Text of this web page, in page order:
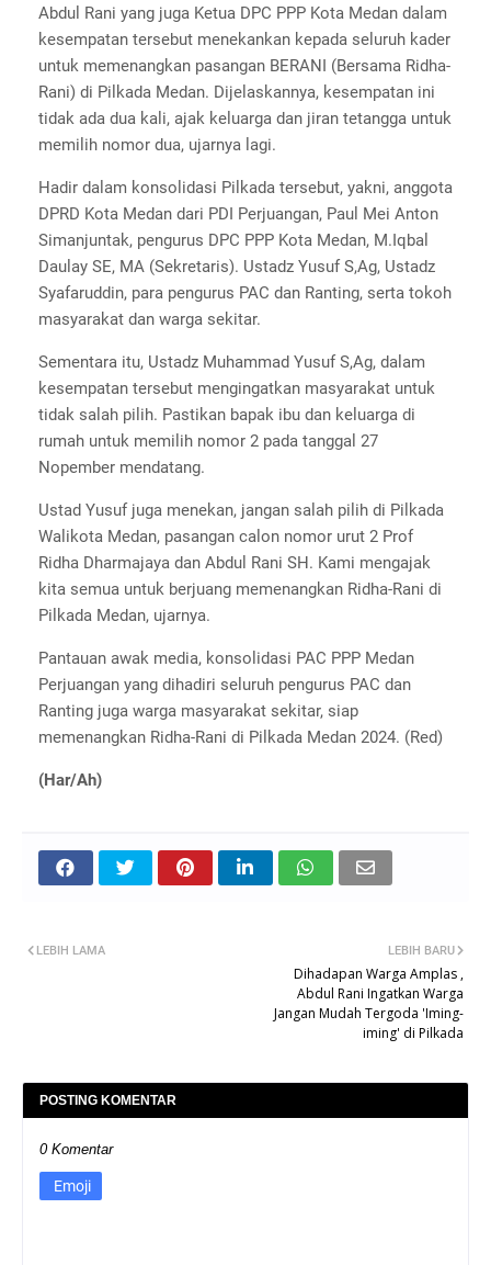
Abdul Rani yang juga Ketua DPC PPP Kota Medan dalam
kesempatan tersebut menekankan kepada seluruh kader
untuk memenangkan pasangan BERANI (Bersama Ridha-
Rani) di Pilkada Medan. Dijelaskannya, kesempatan ini
tidak ada dua kali, ajak keluarga dan jiran tetangga untuk
memilih nomor dua, ujarnya lagi.
Hadir dalam konsolidasi Pilkada tersebut, yakni, anggota
DPRD Kota Medan dari PDI Perjuangan, Paul Mei Anton
Simanjuntak, pengurus DPC PPP Kota Medan, M.Iqbal
Daulay SE, MA (Sekretaris). Ustadz Yusuf S,Ag, Ustadz
Syafaruddin, para pengurus PAC dan Ranting, serta tokoh
masyarakat dan warga sekitar.
Sementara itu, Ustadz Muhammad Yusuf S,Ag, dalam
kesempatan tersebut mengingatkan masyarakat untuk
tidak salah pilih. Pastikan bapak ibu dan keluarga di
rumah untuk memilih nomor 2 pada tanggal 27
Nopember mendatang.
Ustad Yusuf juga menekan, jangan salah pilih di Pilkada
Walikota Medan, pasangan calon nomor urut 2 Prof
Ridha Dharmajaya dan Abdul Rani SH. Kami mengajak
kita semua untuk berjuang memenangkan Ridha-Rani di
Pilkada Medan, ujarnya.
Pantauan awak media, konsolidasi PAC PPP Medan
Perjuangan yang dihadiri seluruh pengurus PAC dan
Ranting juga warga masyarakat sekitar, siap
memenangkan Ridha-Rani di Pilkada Medan 2024. (Red)
(Har/Ah)
LEBIH BARU
Dihadapan Warga Amplas ,
Abdul Rani Ingatkan Warga
Jangan Mudah Tergoda 'Iming-
iming' di Pilkada
LEBIH LAMA
POSTING KOMENTAR
0 Komentar
Emoji